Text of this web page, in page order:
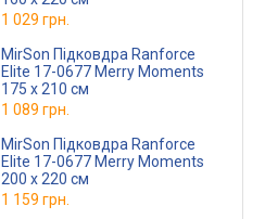
1 029 грн.
MirSon Підковдра Ranforce
Elite 17-0677 Merry Moments
175 x 210 см
1 089 грн.
MirSon Підковдра Ranforce
Elite 17-0677 Merry Moments
200 x 220 см
1 159 грн.